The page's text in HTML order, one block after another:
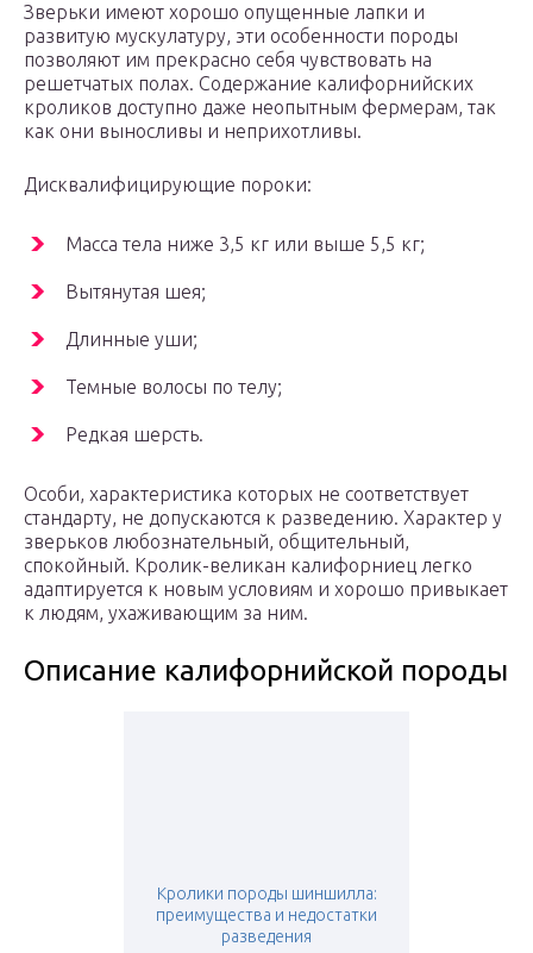
Зверьки имеют хорошо опущенные лапки и
развитую мускулатуру, эти особенности породы
позволяют им прекрасно себя чувствовать на
решетчатых полах. Содержание калифорнийских
кроликов доступно даже неопытным фермерам, так
как они выносливы и неприхотливы.
Дисквалифицирующие пороки:
Масса тела ниже 3,5 кг или выше 5,5 кг;
Вытянутая шея;
Длинные уши;
Темные волосы по телу;
Редкая шерсть.
Особи, характеристика которых не соответствует
стандарту, не допускаются к разведению. Характер у
зверьков любознательный, общительный,
спокойный. Кролик-великан калифорниец легко
адаптируется к новым условиям и хорошо привыкает
к людям, ухаживающим за ним.
Описание калифорнийской породы
Кролики породы шиншилла:
преимущества и недостатки
разведения